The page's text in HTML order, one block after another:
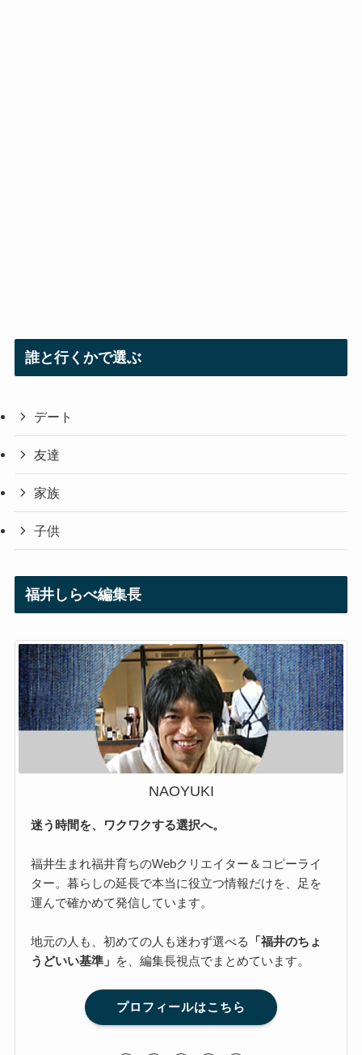
誰と行くかで選ぶ
デート
友達
家族
子供
福井しらべ編集長
NAOYUKI
迷う時間を、ワクワクする選択へ。
福井生まれ福井育ちのWebクリエイター＆コピーライ
ター。暮らしの延長で本当に役立つ情報だけを、足を
運んで確かめて発信しています。
地元の人も、初めての人も迷わず選べる
「福井のちょ
うどいい基準」 を、編集長視点でまとめています。
プロフィールはこちら